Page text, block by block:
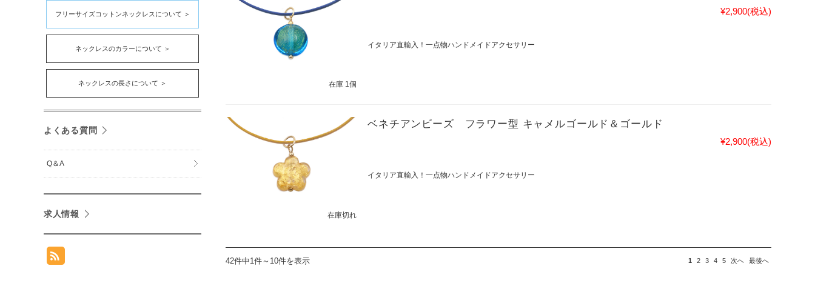
在庫 1個
¥2,900(税込)
イタリア直輸入！一点物ハンドメイドアクセサリー
在庫切れ
ベネチアンビーズ フラワー型 キャメルゴールド＆ゴールド
¥2,900(税込)
イタリア直輸入！一点物ハンドメイドアクセサリー
42件中1件～10件を表示 1 2 3 4 5 次へ 最後へ
フリーサイズコットンネックレスについて ＞
ネックレスのカラーについて ＞
ネックレスの長さについて ＞
よくある質問
Q＆A
求人情報